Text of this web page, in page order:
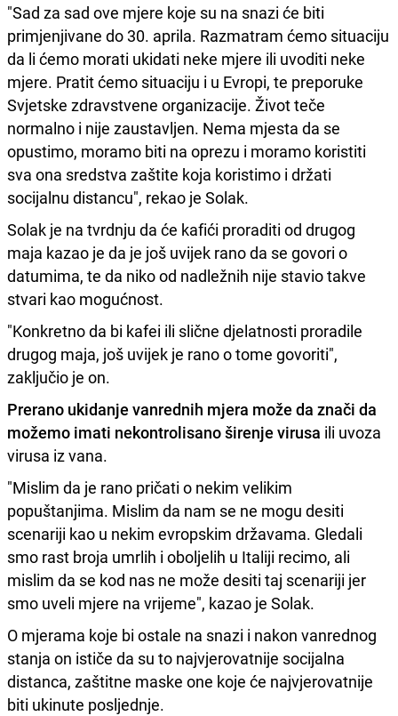
"Sad za sad ove mjere koje su na snazi će biti
primjenjivane do 30. aprila. Razmatram ćemo situaciju
da li ćemo morati ukidati neke mjere ili uvoditi neke
mjere. Pratit ćemo situaciju i u Evropi, te preporuke
Svjetske zdravstvene organizacije. Život teče
normalno i nije zaustavljen. Nema mjesta da se
opustimo, moramo biti na oprezu i moramo koristiti
sva ona sredstva zaštite koja koristimo i držati
socijalnu distancu", rekao je Solak.
Solak je na tvrdnju da će kafići proraditi od drugog
maja kazao je da je još uvijek rano da se govori o
datumima, te da niko od nadležnih nije stavio takve
stvari kao mogućnost.
"Konkretno da bi kafei ili slične djelatnosti proradile
drugog maja, još uvijek je rano o tome govoriti",
zaključio je on.
Prerano ukidanje vanrednih mjera može da znači da
možemo imati nekontrolisano širenje virusa ili uvoza
virusa iz vana.
"Mislim da je rano pričati o nekim velikim
popuštanjima. Mislim da nam se ne mogu desiti
scenariji kao u nekim evropskim državama. Gledali
smo rast broja umrlih i oboljelih u Italiji recimo, ali
mislim da se kod nas ne može desiti taj scenariji jer
smo uveli mjere na vrijeme", kazao je Solak.
O mjerama koje bi ostale na snazi i nakon vanrednog
stanja on ističe da su to najvjerovatnije socijalna
distanca, zaštitne maske one koje će najvjerovatnije
biti ukinute posljednje.